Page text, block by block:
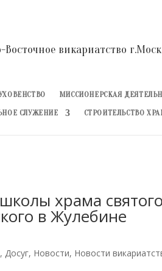
Восточное викариатство
МИССИОНЕРСКАЯ
СЛУЖЕНИЕ
СТРОИТЕЛЬСТВО
храма святого
в Жулебине
, Досуг, Новости, Новости